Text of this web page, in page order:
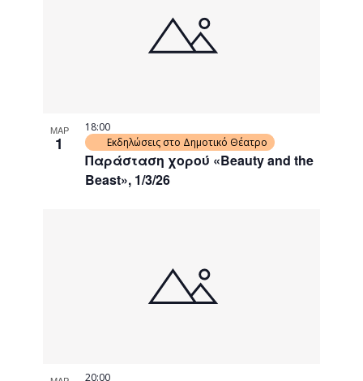
ΜΑΡ
1
Παράσταση χορού «Beauty and the
Beast», 1/3/26
18:00
Εκδηλώσεις στο Δημοτικό Θέατρο
20:00